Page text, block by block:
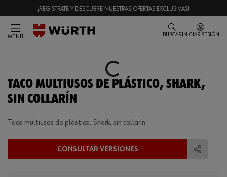
¡REGÍSTRATE Y DESCUBRE NUESTRAS OFERTAS EXCLUSIVAS!
MENÚ BUSCAR INICIAR SESIÓN
Loading...
TACO MULTIUSOS DE PLÁSTICO, SHARK,
SIN COLLARÍN
Taco multiusos de plástico, Shark, sin collarín
CONSULTAR VERSIONES